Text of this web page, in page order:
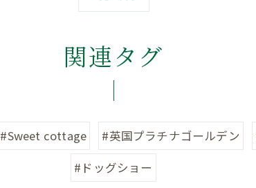
関連タグ
#Sweet cottage #英国プラチナゴールデン
#ドッグショー